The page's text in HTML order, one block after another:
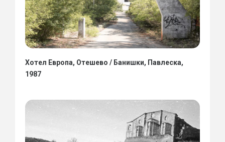
Хотел Европа, Отешево / Банишки, Павлеска,
1987